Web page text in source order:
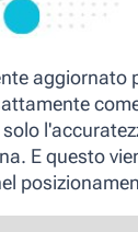
aggiornato
E questo